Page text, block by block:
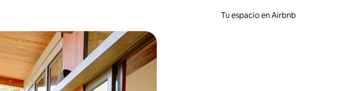
Tu espacio en Airbnb